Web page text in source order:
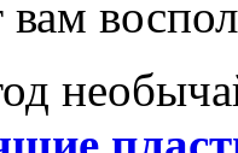
вам